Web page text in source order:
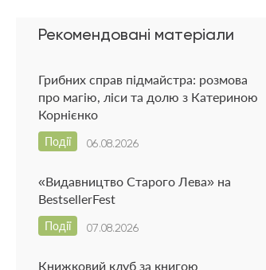
Рекомендовані матеріали
Грибних справ підмайстра: розмова
про магію, ліси та долю з Катериною
Корнієнко
06.08.2026
Події
«Видавництво Старого Лева» на
BestsellerFest
07.08.2026
Події
Книжковий клуб за книгою